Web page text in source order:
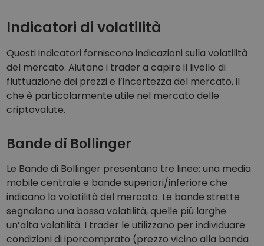
Indicatori di volatilità
Questi indicatori forniscono indicazioni sulla volatilità
del mercato. Aiutano i trader a capire il livello di
fluttuazione dei prezzi e l’incertezza del mercato, il
che è particolarmente utile nel mercato delle
criptovalute.
Bande di Bollinger
Le Bande di Bollinger presentano tre linee: una media
mobile centrale e bande superiori/inferiore che
indicano la volatilità del mercato. Le bande strette
segnalano una bassa volatilità, quelle più larghe
un’alta volatilità. I trader le utilizzano per individuare
condizioni di ipercomprato (prezzo vicino alla banda